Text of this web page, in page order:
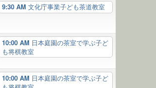
9:30 AM 文化庁事業子ども茶道教室
10:00 AM 日本庭園の茶室で学ぶ子ど
も将棋教室
10:00 AM 日本庭園の茶室で学ぶ子ど